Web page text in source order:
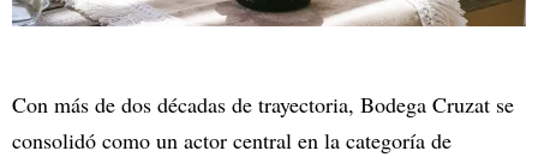
Con más de dos décadas de trayectoria, Bodega Cruzat se
consolidó como un actor central en la categoría de